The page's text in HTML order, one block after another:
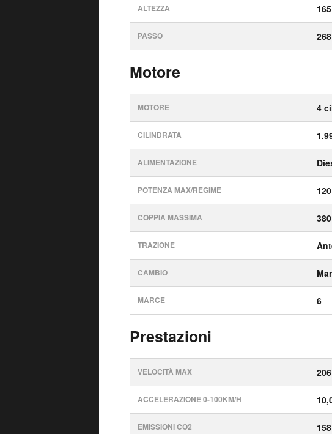
ALTEZZA
PASSO
Motore
MOTORE 4
CILINDRATA
ALIMENTAZIONE
POTENZA MAX/REGIME
COPPIA MASSIMA
TRAZIONE
CAMBIO
MARCE 6
Prestazioni
VELOCITÀ MAX
ACCELERAZIONE 0-100KM/H
EMISSIONI CO2